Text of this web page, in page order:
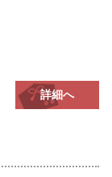
詳細へ